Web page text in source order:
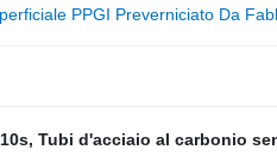
PPGI Preverniciato Da
, Tubi d'acciaio al carbonio